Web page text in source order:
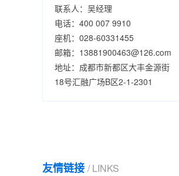
联系人：吴经理
电话：400 007 9910
座机：028-60331455
邮箱：13881900463@126.com
地址：成都市新都区大丰金源街
18号汇融广场B区2-1-2301
友情链接 / LINKS